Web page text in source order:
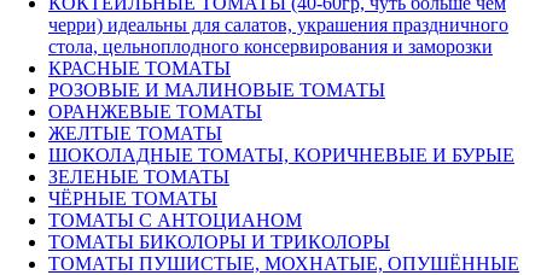
черри) идеальны для салатов, украшения праздничного
стола, цельноплодного консервирования и заморозки
КРАСНЫЕ ТОМАТЫ
РОЗОВЫЕ И МАЛИНОВЫЕ ТОМАТЫ
ОРАНЖЕВЫЕ ТОМАТЫ
ЖЕЛТЫЕ ТОМАТЫ
ШОКОЛАДНЫЕ ТОМАТЫ, КОРИЧНЕВЫЕ И БУРЫЕ
ЗЕЛЕНЫЕ ТОМАТЫ
ЧЁРНЫЕ ТОМАТЫ
ТОМАТЫ С АНТОЦИАНОМ
ТОМАТЫ БИКОЛОРЫ И ТРИКОЛОРЫ
ТОМАТЫ ПУШИСТЫЕ, МОХНАТЫЕ, ОПУШЁННЫЕ